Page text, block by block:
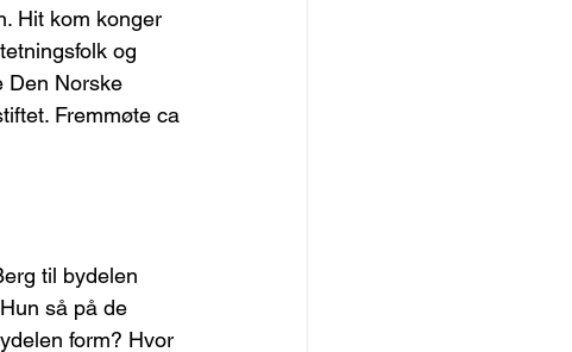
Hit kom konger
og
Den Norske
Fremmøte ca
til bydelen
så på de
form? Hvor